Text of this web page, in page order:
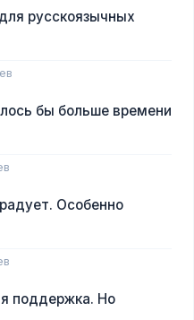
русскоязычных
бы больше времени
Особенно
поддержка. Но